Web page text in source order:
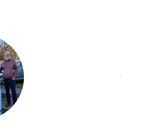
06 20 937 8088